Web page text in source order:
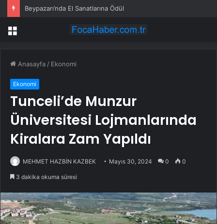
Beypazarı’nda El Sanatlarına Ödül
Menü
Anasayfa / Ekonomi
Ekonomi
Tunceli’de Munzur
Üniversitesi Lojmanlarında
Kiralara Zam Yapıldı
MEHMET HAZBİN KAZBEK Mayıs 30, 2024 0 0
3 dakika okuma süresi